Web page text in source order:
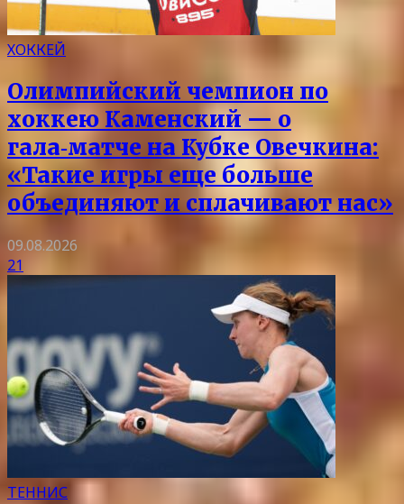
ХОККЕЙ
Олимпийский чемпион по
хоккею Каменский — о
гала‑матче на Кубке Овечкина:
«Такие игры еще больше
объединяют и сплачивают нас»
09.08.2026
21
ТЕННИС